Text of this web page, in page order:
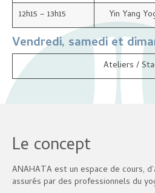
12h15 – 13h15
Yin Yang
Vendredi, samedi et
Ateliers /
Le concept
ANAHATA est un espace de cours,
assurés par des professionnels du